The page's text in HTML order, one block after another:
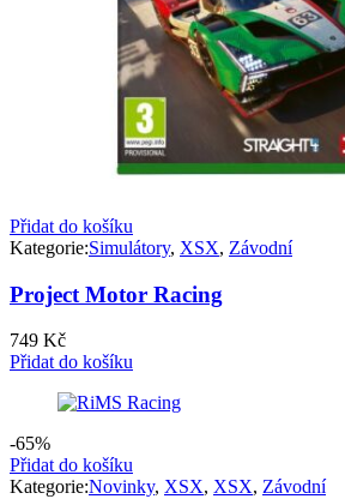
Přidat do košíku
Kategorie:Simulátory, XSX, Závodní
Project Motor Racing
749 Kč
Přidat do košíku
-65%
Přidat do košíku
Kategorie:Novinky, XSX, XSX, Závodní